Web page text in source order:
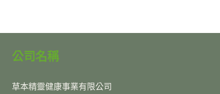
公司名稱
草本精靈健康事業有限公司